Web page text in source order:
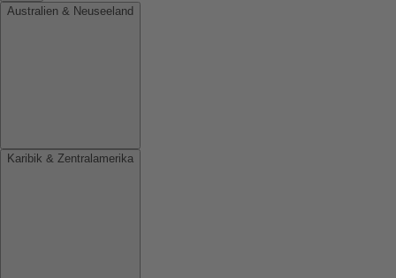
Australien & Neuseeland
Karibik & Zentralamerika